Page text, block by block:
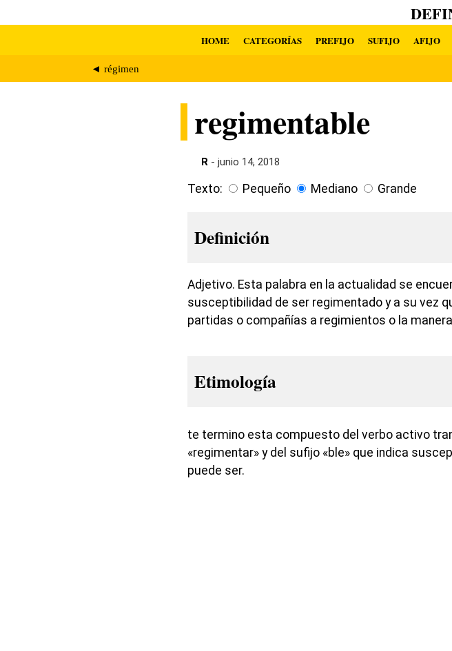
HOME CATEGORÍAS PREFIJO SUFIJO AFIJO
◄ régimen
regimentable
R - junio 14, 2018
Texto: Pequeño Mediano Grande
Definición
Adjetivo. Esta palabra en la actualidad se
susceptibilidad de ser regimentado y a su vez
partidas o compañías a regimientos o la
Etimología
te termino esta compuesto del verbo activo
«regimentar» y del sufijo «ble» que indica
puede ser.